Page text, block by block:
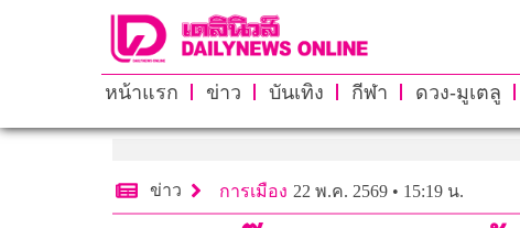
หน้าแรก ข่าว บันเทิง กีฬา ดวง-มูเตลู
ข่าว การเมือง 22 พ.ค. 2569 • 15:19 น.